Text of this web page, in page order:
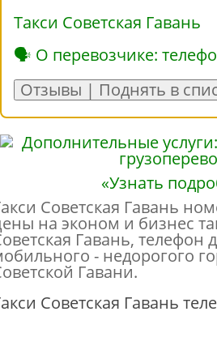
Такси Советская Гавань
🗣 О перевозчике:
Отзывы | Поднять в
«Узнать
Советская Гавань
на эконом и бизнес
Гавань, телефон
- недорогого
Гавани.
Советская Гавань